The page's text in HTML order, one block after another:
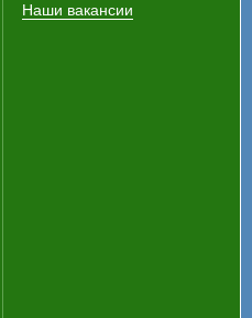
Наши вакансии